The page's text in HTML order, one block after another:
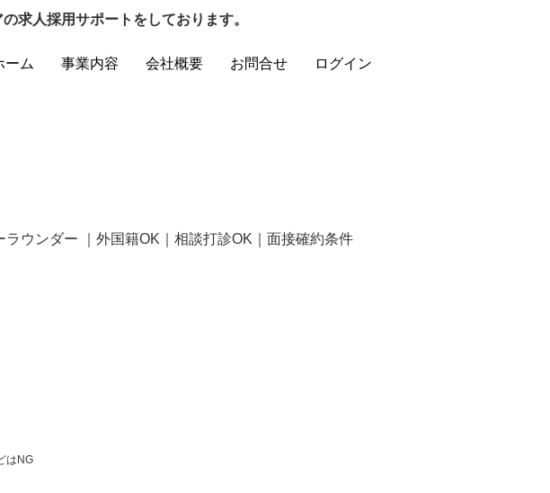
求人採用サポートをしております。
ーム 事業内容 会社概要 お問合せ ログイン
ウンダー ｜外国籍OK｜相談打診OK｜面接確約条件
はNG